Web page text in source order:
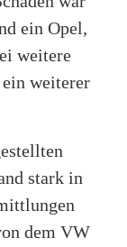
ein Opel,
weitere
weiterer
stark in
dem VW